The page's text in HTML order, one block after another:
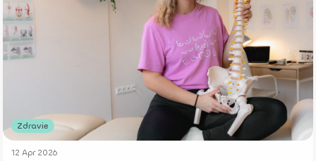
Zdravie
12 Apr 2026